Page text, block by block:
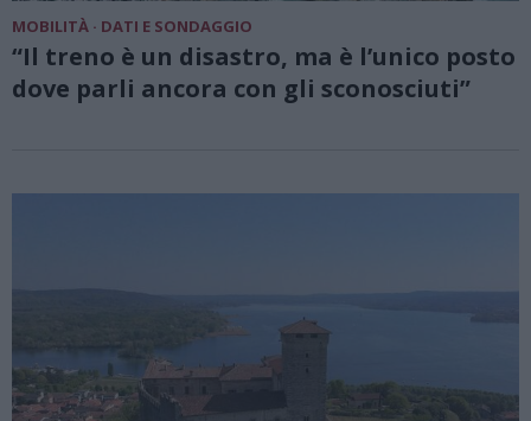
MOBILITÀ · DATI E SONDAGGIO
“Il treno è un disastro, ma è l’unico posto
dove parli ancora con gli sconosciuti”